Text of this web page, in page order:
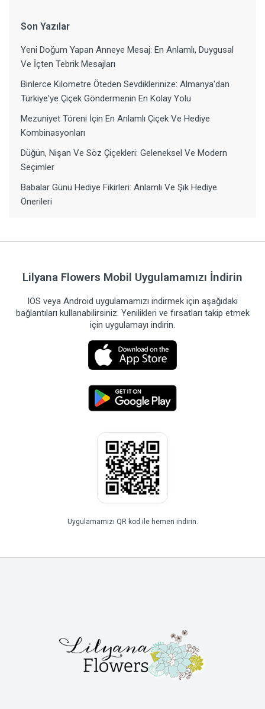
Son Yazılar
Yeni Doğum Yapan Anneye Mesaj: En Anlamlı, Duygusal
Ve İçten Tebrik Mesajları
Binlerce Kilometre Öteden Sevdiklerinize: Almanya'dan
Türkiye'ye Çiçek Göndermenin En Kolay Yolu
Mezuniyet Töreni İçin En Anlamlı Çiçek Ve Hediye
Kombinasyonları
Düğün, Nişan Ve Söz Çiçekleri: Geleneksel Ve Modern
Seçimler
Babalar Günü Hediye Fikirleri: Anlamlı Ve Şık Hediye
Önerileri
Lilyana Flowers Mobil Uygulamamızı İndirin
IOS veya Android uygulamamızı indirmek için aşağıdaki
bağlantıları kullanabilirsiniz. Yenilikleri ve fırsatları takip etmek
için uygulamayı indirin.
Uygulamamızı QR kod ile hemen indirin.